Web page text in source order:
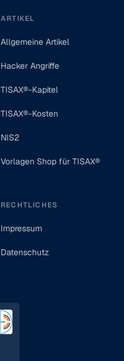
ARTIKEL
Allgemeine Artikel
Hacker Angriffe
TISAX®-Kapitel
TISAX®-Kosten
NIS2
Vorlagen Shop für TISAX®
RECHTLICHES
Impressum
Datenschutz